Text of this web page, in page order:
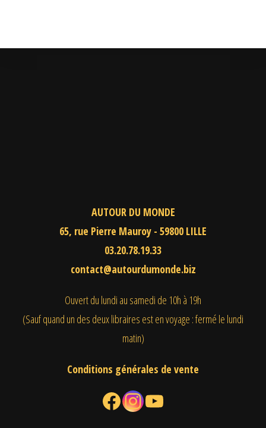
AUTOUR DU MONDE
65, rue Pierre Mauroy - 59800 LILLE
03.20.78.19.33
contact@autourdumonde.biz
Ouvert du lundi au samedi de 10h à 19h
(Sauf quand un des deux libraires est en voyage : fermé le lundi
matin)
Conditions générales de vente
Facebook Instagram YouTube